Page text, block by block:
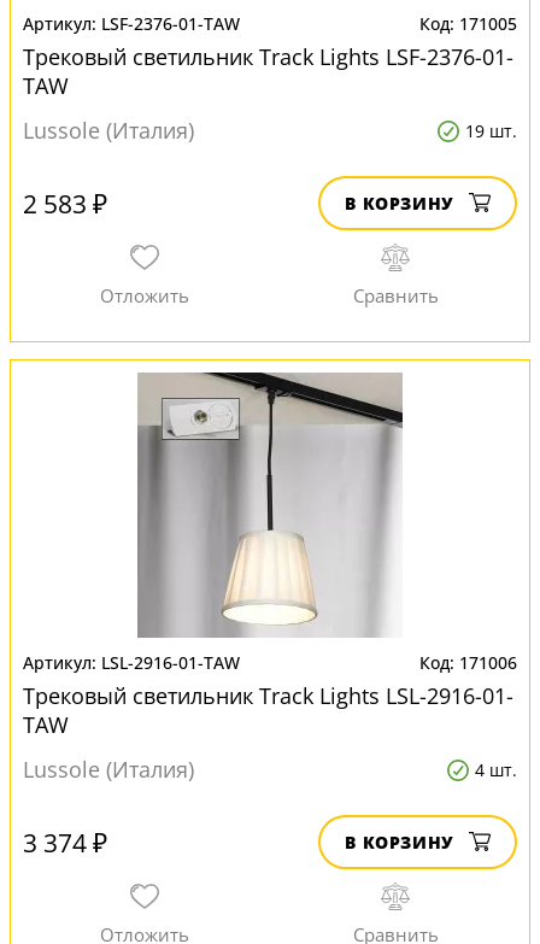
LSF-2376-01-TAW 171005
Трековый светильник Track Lights LSF-2376-01-
TAW
Lussole (Италия)
19 шт.
2 583 ₽ В КОРЗИНУ
LSL-2916-01-TAW 171006
Трековый светильник Track Lights LSL-2916-01-
TAW
Lussole (Италия)
4 шт.
3 374 ₽ В КОРЗИНУ